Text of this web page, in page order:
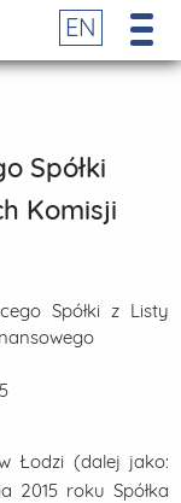
EN
Spółki
Komisji
Spółki z Listy
Łodzi (dalej jako:
2015 roku Spółka